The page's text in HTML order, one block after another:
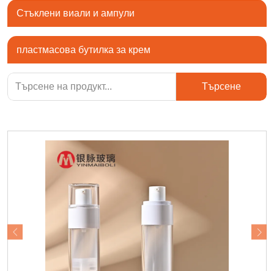
Стъклени виали и ампули
пластмасова бутилка за крем
Търсене